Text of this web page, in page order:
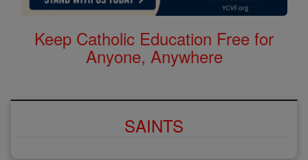
Keep Catholic Education Free for
Anyone, Anywhere
SAINTS